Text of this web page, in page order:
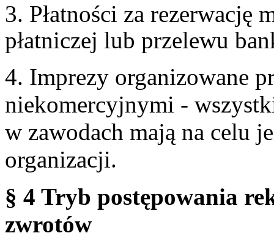
3. Płatności za rezerwację
płatniczej lub przelewu
4. Imprezy organizowane
niekomercyjnymi -
w zawodach mają na celu
organizacji.
§ 4 Tryb postępowania
zwrotów